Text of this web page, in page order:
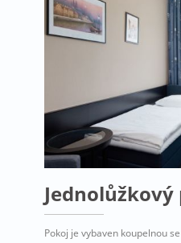
Jednolůžkový
Pokoj je vybaven koupelnou